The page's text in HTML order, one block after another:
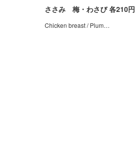
ささみ 梅・わさび 各210円
Chicken breast / Plum…